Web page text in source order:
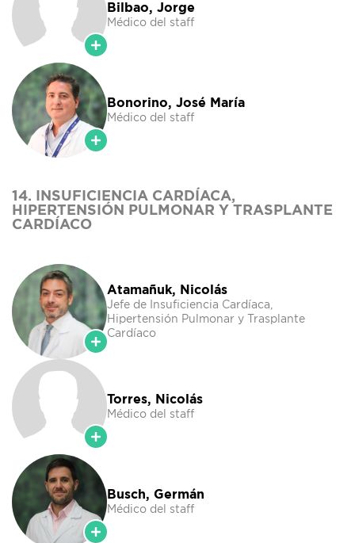
Bilbao, Jorge
Médico del staff
Bonorino, José María
Médico del staff
14. INSUFICIENCIA CARDÍACA,
HIPERTENSIÓN PULMONAR Y TRASPLANTE
CARDÍACO
Atamañuk, Nicolás
Jefe de Insuficiencia Cardíaca,
Hipertensión Pulmonar y Trasplante
Cardíaco
Torres, Nicolás
Médico del staff
Busch, Germán
Médico del staff